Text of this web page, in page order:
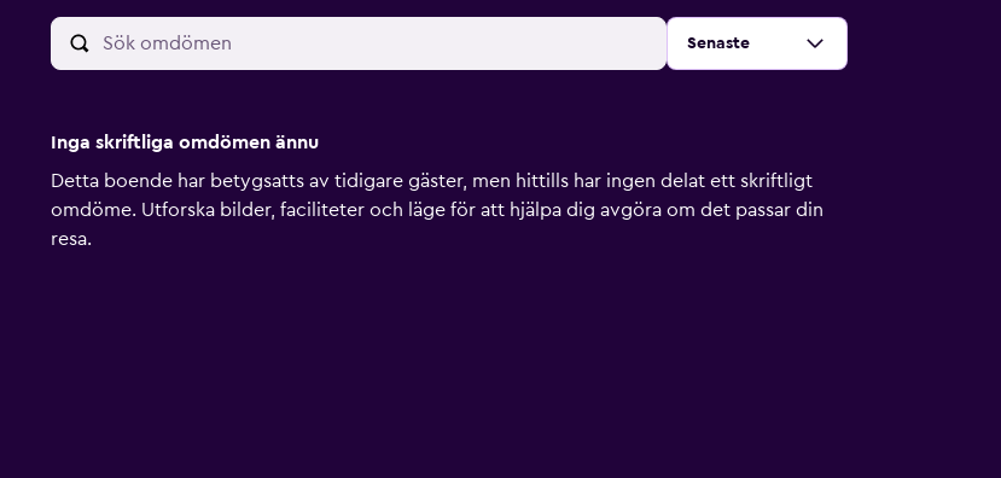
Sortera efter
Senaste
Inga skriftliga omdömen ännu
Detta boende har betygsatts av tidigare gäster, men hittills har ingen delat ett skriftligt
omdöme. Utforska bilder, faciliteter och läge för att hjälpa dig avgöra om det passar din
resa.